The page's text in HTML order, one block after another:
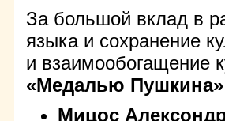
За большой вклад в
языка и сохранение
и взаимообогащение
«Медалью Пушкина»
Мицос